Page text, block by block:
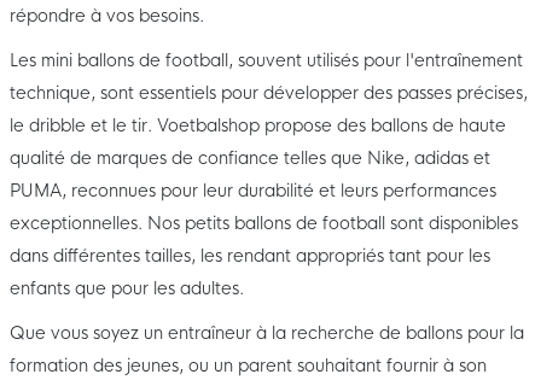
répondre à vos besoins.
Les mini ballons de football, souvent utilisés pour l'entraînement
technique, sont essentiels pour développer des passes précises,
le dribble et le tir. Voetbalshop propose des ballons de haute
qualité de marques de confiance telles que Nike, adidas et
PUMA, reconnues pour leur durabilité et leurs performances
exceptionnelles. Nos petits ballons de football sont disponibles
dans différentes tailles, les rendant appropriés tant pour les
enfants que pour les adultes.
Que vous soyez un entraîneur à la recherche de ballons pour la
formation des jeunes, ou un parent souhaitant fournir à son